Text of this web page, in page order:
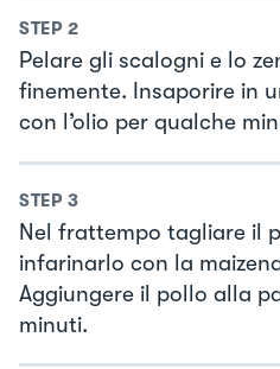
STEP 2
Pelare gli scalogni e lo
finemente. Insaporire in
con l’olio per qualche
STEP 3
Nel frattempo tagliare il
infarinarlo con la
Aggiungere il pollo alla
minuti.